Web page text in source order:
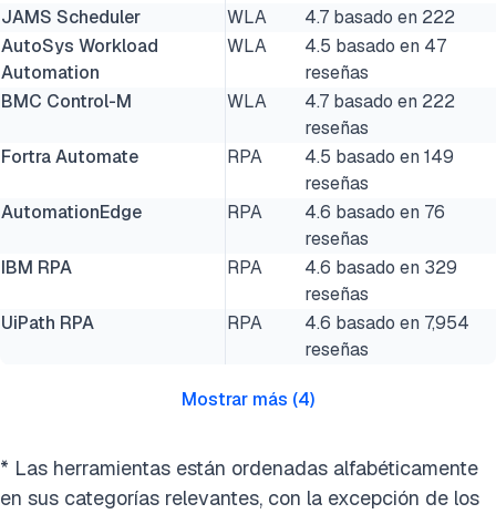
JAMS Scheduler
WLA
4.7 basado en 222
AutoSys Workload
Automation
WLA
4.5 basado en 47
reseñas
BMC Control-M
WLA
4.7 basado en 222
reseñas
Fortra Automate
RPA
4.5 basado en 149
reseñas
AutomationEdge
RPA
4.6 basado en 76
reseñas
IBM RPA
RPA
4.6 basado en 329
reseñas
UiPath RPA
RPA
4.6 basado en 7,954
reseñas
Mostrar más (4)
* Las herramientas están ordenadas alfabéticamente
en sus categorías relevantes, con la excepción de los